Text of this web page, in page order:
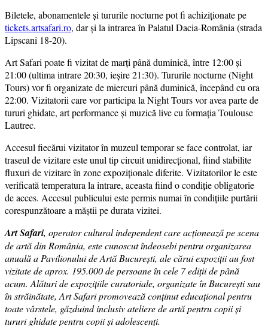
Biletele, abonamentele și tururile nocturne pot fi achiziționate pe
tickets.artsafari.ro, dar și la intrarea în Palatul Dacia-România (strada
Lipscani 18-20).
Art Safari poate fi vizitat de marți până duminică, între 12:00 și
21:00 (ultima intrare 20:30, ieșire 21:30). Tururile nocturne (Night
Tours) vor fi organizate de miercuri până duminică, începând cu ora
22:00. Vizitatorii care vor participa la Night Tours vor avea parte de
tururi ghidate, art performance și muzică live cu formația Toulouse
Lautrec.
Accesul fiecărui vizitator în muzeul temporar se face controlat, iar
traseul de vizitare este unul tip circuit unidirecțional, fiind stabilite
fluxuri de vizitare în zone expoziționale diferite. Vizitatorilor le este
verificată temperatura la intrare, aceasta fiind o condiție obligatorie
de acces. Accesul publicului este permis numai în condițiile purtării
corespunzătoare a măștii pe durata vizitei.
Art Safari, operator cultural independent care acționează pe scena
de artă din România, este cunoscut îndeosebi pentru organizarea
anuală a Pavilionului de Artă București, ale cărui expoziții au fost
vizitate de aprox. 195.000 de persoane în cele 7 ediții de până
acum. Alături de expoziţiile curatoriale, organizate în București sau
în străinătate, Art Safari promovează conținut educațional pentru
toate vârstele, găzduind inclusiv ateliere de artă pentru copii și
tururi ghidate pentru copii și adolescenţi.